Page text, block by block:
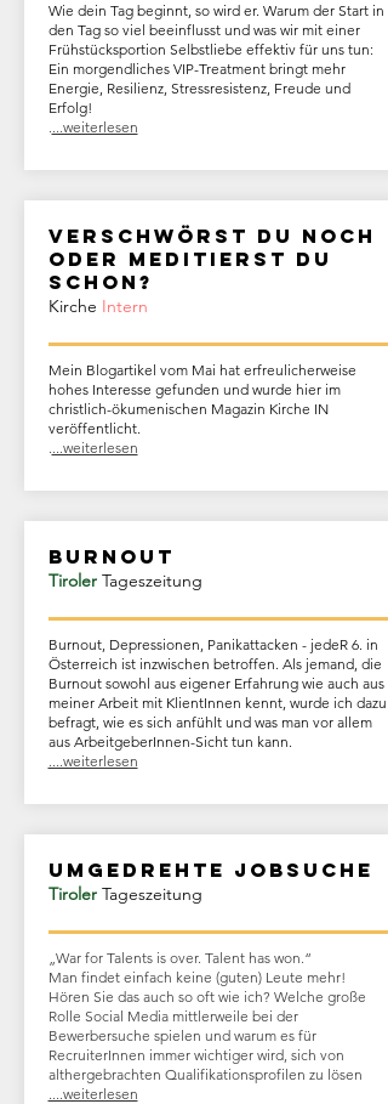
Wie dein Tag beginnt, so wird er. Warum der Start in
den Tag so viel beeinflusst und was wir mit einer
Frühstücksportion Selbstliebe effektiv für uns tun:
Ein morgendliches VIP-Treatment bringt mehr
Energie, Resilienz, Stressresistenz, Freude und
Erfolg!
....weiterlesen
Verschwörst du noch
oder meditierst du
schon?
Kirche Intern
Mein Blogartikel vom Mai hat erfreulicherweise
hohes Interesse gefunden und wurde hier im
christlich-ökumenischen Magazin Kirche IN
veröffentlicht.
....weiterlesen
Burnout
TirolerTageszeitung
Burnout, Depressionen, Panikattacken - jedeR 6. in
Österreich ist inzwischen betroffen. Als jemand, die
Burnout sowohl aus eigener Erfahrung wie auch aus
meiner Arbeit mit KlientInnen kennt, wurde ich dazu
befragt, wie es sich anfühlt und was man vor allem
aus ArbeitgeberInnen-Sicht tun kann.
....weiterlesen
umgedrehte jobsuche
Tiroler Tageszeitung
„War for Talents is over. Talent has won.“
Man findet einfach keine (guten) Leute mehr!
Hören Sie das auch so oft wie ich? Welche große
Rolle Social Media mittlerweile bei der
Bewerbersuche spielen und warum es für
RecruiterInnen immer wichtiger wird, sich von
althergebrachten Qualifikationsprofilen zu lösen
....weiterlesen